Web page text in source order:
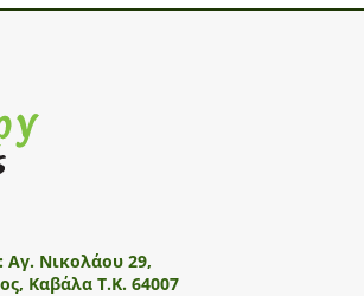
Αγ. Νικολάου 29,
Καβάλα Τ.Κ. 64007